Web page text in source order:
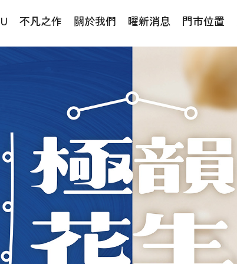
不凡之作 關於我們 曜新消息 門市位置